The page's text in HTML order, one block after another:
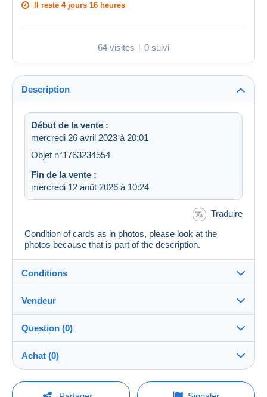
Il reste 4 jours 16 heures
64 visites 0 suivi
Description
Début de la vente :
mercredi 26 avril 2023 à 20:01
Objet n°1763234554
Fin de la vente :
mercredi 12 août 2026 à 10:24
Traduire
Condition of cards as in photos, please look at the
photos because that is part of the description.
Conditions
Destination :
Voir la liste des pays
Expédition :
Envoi après paiement
A charge de l'acheteur
Vendeur
Lemon100%(3124x)
Boutique
Question (0)
Pour poser une question, vous devez ouvrir
Achat (0)
Dernière actualisation : 17:49:26